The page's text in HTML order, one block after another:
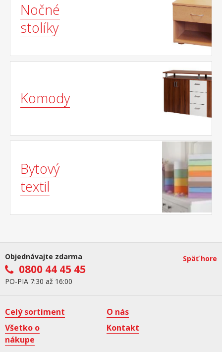
Nočné
stolíky
Komody
Bytový
textil
Objednávajte zdarma
0800 44 45 45
PO-PIA 7:30 až 16:00
Späť hore
Celý sortiment
O nás
Všetko o
nákupe
Kontakt